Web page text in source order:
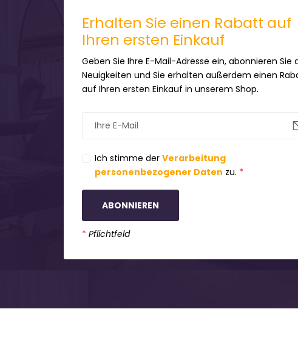
Erhalten Sie einen Rabatt auf
Ihren ersten Einkauf
Geben Sie Ihre E-Mail-Adresse ein, abonnieren Sie
Neuigkeiten und Sie erhalten außerdem einen
auf Ihren ersten Einkauf in unserem Shop.
Ich stimme der Verarbeitung
personenbezogener Daten zu. *
ABONNIEREN
* Pflichtfeld